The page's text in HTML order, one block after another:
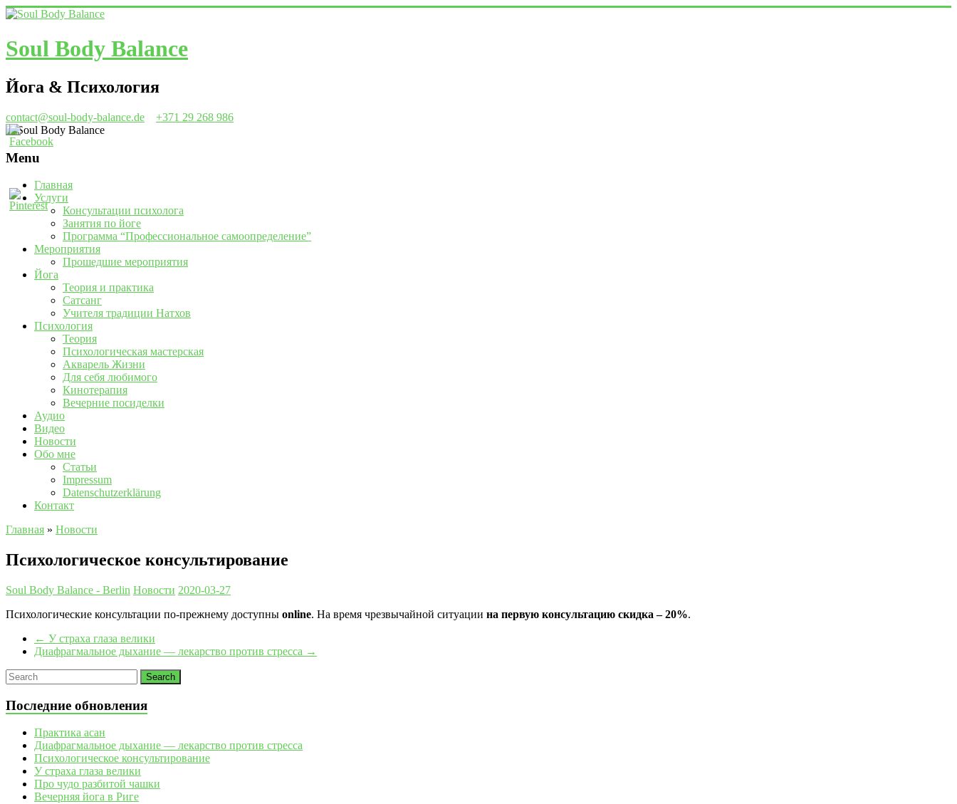
Soul Body Balance
Йога & Психология
contact@soul-body-balance.de +371 29 268 986
Menu
Главная
Услуги
Консультации психолога
Занятия по йоге
Программа “Профессиональное самоопределение”
Мероприятия
Прошедшие мероприятия
Йога
Теория и практика
Сатсанг
Учителя традиции Натхов
Психология
Теория
Психологическая мастерская
Акварель Жизни
Для себя любимого
Кинотерапия
Вечерние посиделки
Аудио
Видео
Новости
Обо мне
Статьи
Impressum
Datenschutzerklärung
Контакт
Главная » Новости
Психологическое консультирование
Soul Body Balance - Berlin Новости 2020-03-27
Психологические консультации по-прежнему доступны online. На время чрезвычайной ситуации на первую консультацию скидка – 20%.
← У страха глаза велики
Диафрагмальное дыхание — лекарство против стресса →
Последние обновления
Практика асан
Диафрагмальное дыхание — лекарство против стресса
Психологическое консультирование
У страха глаза велики
Про чудо разбитой чашки
Вечерняя йога в Риге